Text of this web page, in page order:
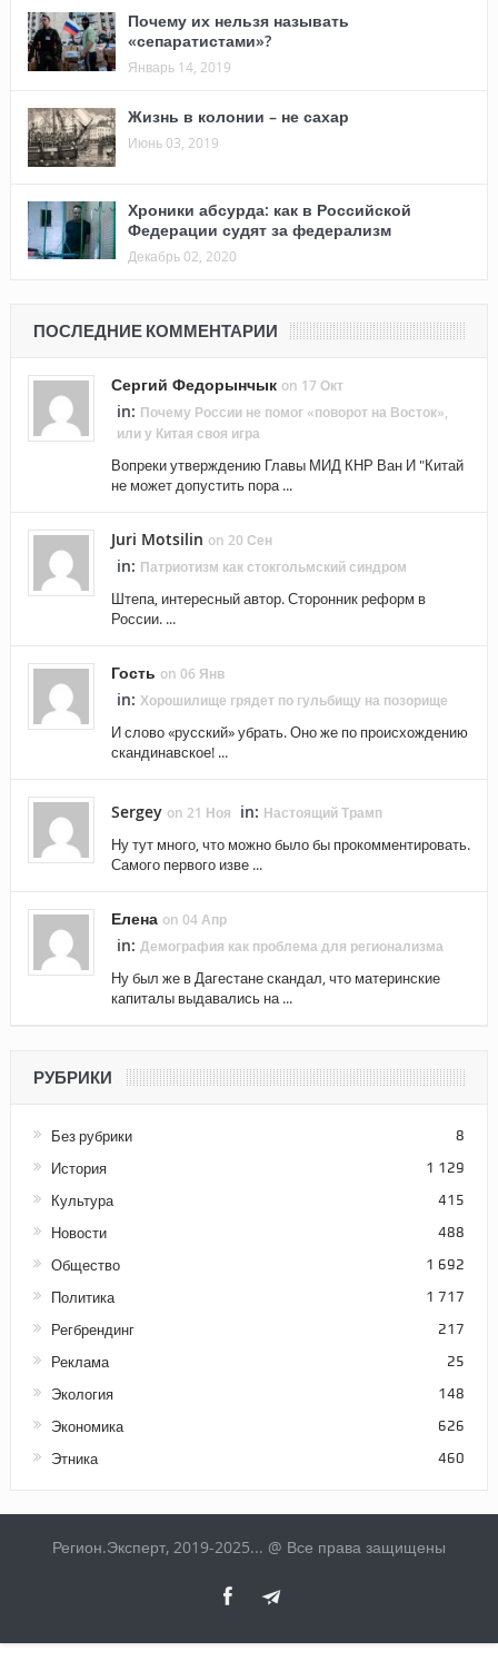
Почему их нельзя называть
«сепаратистами»?
Январь 14, 2019
Жизнь в колонии – не сахар
Июнь 03, 2019
Хроники абсурда: как в Российской
Федерации судят за федерализм
Декабрь 02, 2020
ПОСЛЕДНИЕ КОММЕНТАРИИ
Сергий Федорынчык on 17 Окт
in: Почему России не помог «поворот на Восток»,
или у Китая своя игра
Вопреки утверждению Главы МИД КНР Ван И "Китай
не может допустить пора ...
Juri Motsilin on 20 Сен
in: Патриотизм как стокгольмский синдром
Штепа, интересный автор. Сторонник реформ в
России. ...
Гость on 06 Янв
in: Хорошилище грядет по гульбищу на позорище
И слово «русский» убрать. Оно же по происхождению
скандинавское! ...
Sergey on 21 Ноя in: Настоящий Трамп
Ну тут много, что можно было бы прокомментировать.
Самого первого изве ...
Елена on 04 Апр
in: Демография как проблема для регионализма
Ну был же в Дагестане скандал, что материнские
капиталы выдавались на ...
РУБРИКИ
Без рубрики 8
История 1 129
Культура 415
Новости 488
Общество 1 692
Политика 1 717
Регбрендинг 217
Реклама 25
Экология 148
Экономика 626
Этника 460
Регион.Эксперт, 2019-2025... @ Все права защищены